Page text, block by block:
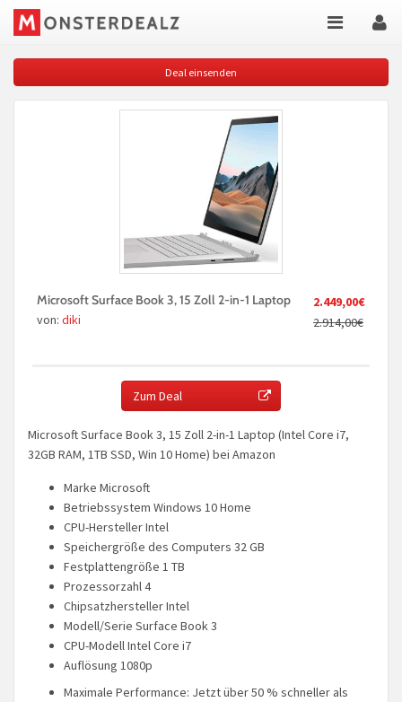
Deal einsenden
2.449,00€
2.914,00€
Microsoft Surface Book 3, 15 Zoll 2-in-1 Laptop
von: diki
Zum Deal
Microsoft Surface Book 3, 15 Zoll 2-in-1 Laptop (Intel Core i7,
32GB RAM, 1TB SSD, Win 10 Home) bei Amazon
Marke Microsoft
Betriebssystem Windows 10 Home
CPU-Hersteller Intel
Speichergröße des Computers 32 GB
Festplattengröße 1 TB
Prozessorzahl 4
Chipsatzhersteller Intel
Modell/Serie Surface Book 3
CPU-Modell Intel Core i7
Auflösung 1080p
Maximale Performance: Jetzt über 50 % schneller als